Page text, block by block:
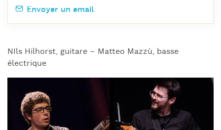
NIls Hilhorst, guitare – Matteo Mazzù, basse
électrique
Envoyer un email